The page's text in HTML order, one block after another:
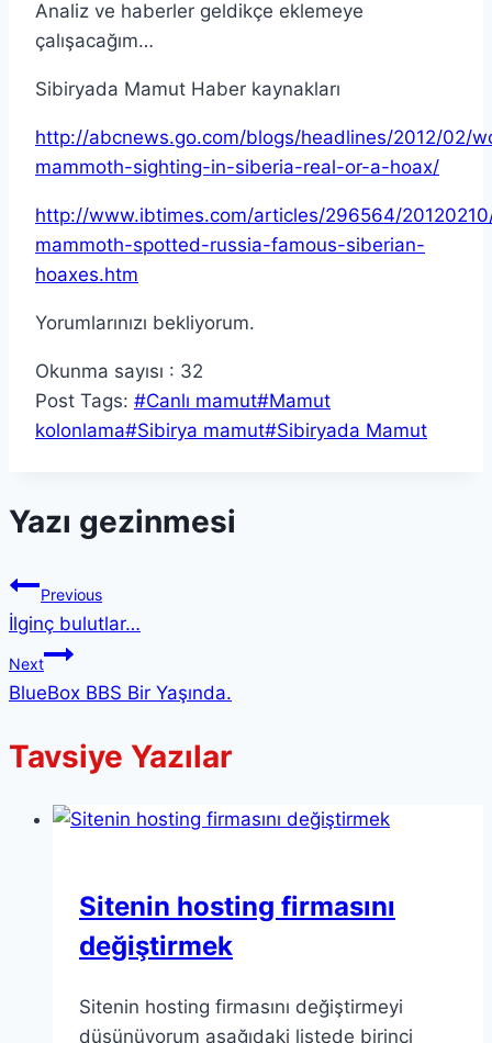
Analiz ve haberler geldikçe eklemeye
çalışacağım…
Sibiryada Mamut Haber kaynakları
http://abcnews.go.com/blogs/headlines/2012/02/
mammoth-sighting-in-siberia-real-or-a-hoax/
http://www.ibtimes.com/articles/296564/
mammoth-spotted-russia-famous-siberian-
hoaxes.htm
Yorumlarınızı bekliyorum.
Okunma sayısı : 32
Post Tags: #Canlı mamut#Mamut
kolonlama#Sibirya mamut#Sibiryada Mamut
Yazı gezinmesi
Previous
İlginç bulutlar…
Next
BlueBox BBS Bir Yaşında.
Tavsiye Yazılar
Sitenin hosting firmasını
değiştirmek
Sitenin hosting firmasını değiştirmeyi
düşünüyorum aşağıdaki listede birinci